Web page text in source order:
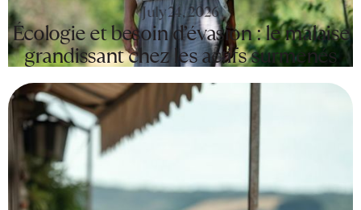
July 24, 2026
Écologie et besoin d’évasion : le malaise
grandissant chez les actifs surmenés